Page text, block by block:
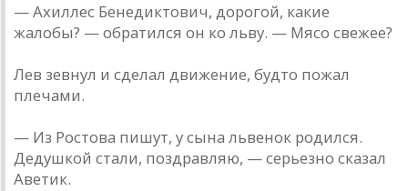
— Ахиллес Бенедиктович, дорогой, какие
жалобы? — обратился он ко льву. — Мясо свежее?
Лев зевнул и сделал движение, будто пожал
плечами.
— Из Ростова пишут, у сына львенок родился.
Дедушкой стали, поздравляю, — серьезно сказал
Аветик.